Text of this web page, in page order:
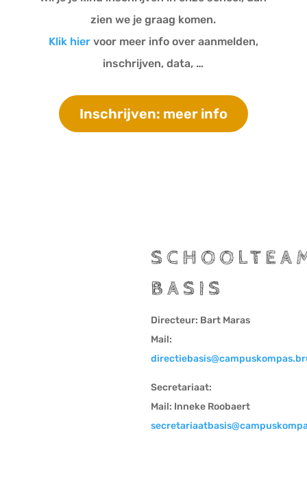
zien we je graag komen.
Klik hiervoor meer info over aanmelden,
inschrijven, data, …
Inschrijven: meer info
BASIS
Directeur: Bart Maras
Mail:
Secretariaat:
Mail: Inneke Roobaert